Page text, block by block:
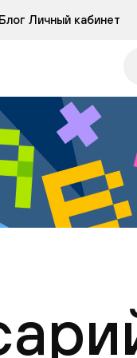
Блог Личный кабинет